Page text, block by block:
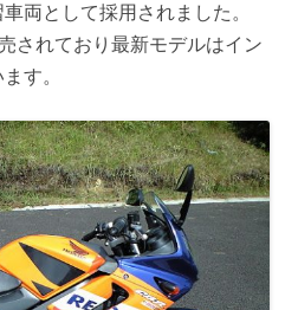
両として採用されました。
されており最新モデルはイン
す。